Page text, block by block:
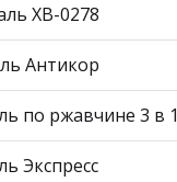
ХВ-0278
Антикор
по ржавчине 3 в 1
Экспресс